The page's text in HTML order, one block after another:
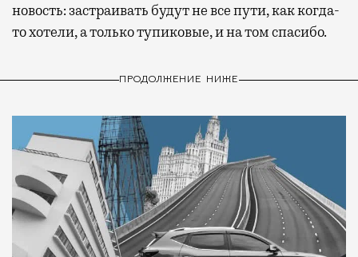
новость: застраивать будут не все пути, как когда-
то хотели, а только тупиковые, и на том спасибо.
ПРОДОЛЖЕНИЕ НИЖЕ